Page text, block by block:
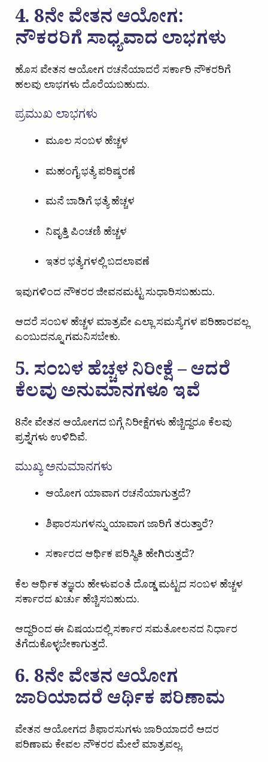
4. 8ನೇ ವೇತನ ಆಯೋಗ:
ನೌಕರರಿಗೆ ಸಾಧ್ಯವಾದ ಲಾಭಗಳು
ಹೊಸ ವೇತನ ಆಯೋಗ ರಚನೆಯಾದರೆ ಸರ್ಕಾರಿ ನೌಕರರಿಗೆ
ಹಲವು ಲಾಭಗಳು ದೊರೆಯಬಹುದು.
ಪ್ರಮುಖ ಲಾಭಗಳು
ಮೂಲ ಸಂಬಳ ಹೆಚ್ಚಳ
ಮಹಂಗೈ ಭತ್ಯೆ ಪರಿಷ್ಕರಣೆ
ಮನೆ ಬಾಡಿಗೆ ಭತ್ಯೆ ಹೆಚ್ಚಳ
ನಿವೃತ್ತಿ ಪಿಂಚಣಿ ಹೆಚ್ಚಳ
ಇತರ ಭತ್ಯೆಗಳಲ್ಲಿ ಬದಲಾವಣೆ
ಇವುಗಳಿಂದ ನೌಕರರ ಜೀವನಮಟ್ಟ ಸುಧಾರಿಸಬಹುದು.
ಆದರೆ ಸಂಬಳ ಹೆಚ್ಚಳ ಮಾತ್ರವೇ ಎಲ್ಲಾ ಸಮಸ್ಯೆಗಳ ಪರಿಹಾರವಲ್ಲ
ಎಂಬುದನ್ನೂ ಗಮನಿಸಬೇಕು.
5. ಸಂಬಳ ಹೆಚ್ಚಳ ನಿರೀಕ್ಷೆ – ಆದರೆ
ಕೆಲವು ಅನುಮಾನಗಳೂ ಇವೆ
8ನೇ ವೇತನ ಆಯೋಗದ ಬಗ್ಗೆ ನಿರೀಕ್ಷೆಗಳು ಹೆಚ್ಚಿದ್ದರೂ ಕೆಲವು
ಪ್ರಶ್ನೆಗಳು ಉಳಿದಿವೆ.
ಮುಖ್ಯ ಅನುಮಾನಗಳು
ಆಯೋಗ ಯಾವಾಗ ರಚನೆಯಾಗುತ್ತದೆ?
ಶಿಫಾರಸುಗಳನ್ನು ಯಾವಾಗ ಜಾರಿಗೆ ತರುತ್ತಾರೆ?
ಸರ್ಕಾರದ ಆರ್ಥಿಕ ಪರಿಸ್ಥಿತಿ ಹೇಗಿರುತ್ತದೆ?
ಕೆಲ ಆರ್ಥಿಕ ತಜ್ಞರು ಹೇಳುವಂತೆ ದೊಡ್ಡ ಮಟ್ಟದ ಸಂಬಳ ಹೆಚ್ಚಳ
ಸರ್ಕಾರದ ಖರ್ಚು ಹೆಚ್ಚಿಸಬಹುದು.
ಆದ್ದರಿಂದ ಈ ವಿಷಯದಲ್ಲಿ ಸರ್ಕಾರ ಸಮತೋಲನದ ನಿರ್ಧಾರ
ತೆಗೆದುಕೊಳ್ಳಬೇಕಾಗುತ್ತದೆ.
6. 8ನೇ ವೇತನ ಆಯೋಗ
ಜಾರಿಯಾದರೆ ಆರ್ಥಿಕ ಪರಿಣಾಮ
ವೇತನ ಆಯೋಗದ ಶಿಫಾರಸುಗಳು ಜಾರಿಯಾದರೆ ಅದರ
ಪರಿಣಾಮ ಕೇವಲ ನೌಕರರ ಮೇಲೆ ಮಾತ್ರವಲ್ಲ.